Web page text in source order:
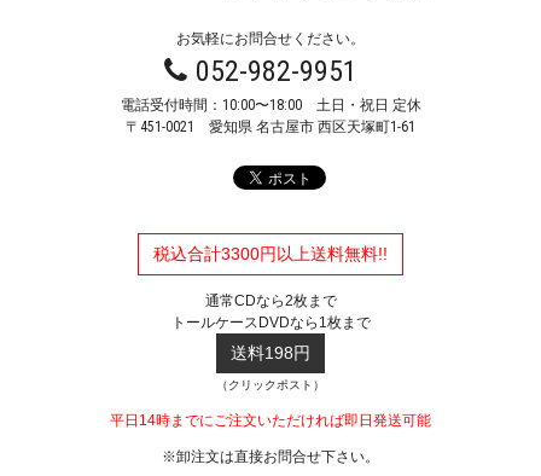
お気軽にお問合せください。
052-982-9951
電話受付時間：10:00〜18:00 土日・祝日 定休
〒451-0021 愛知県 名古屋市 西区天塚町1-61
税込合計3300円以上送料無料!!
通常CDなら2枚まで
トールケースDVDなら1枚まで
送料198円
（クリックポスト）
平日14時までにご注文いただければ即日発送可能
※卸注文は直接お問合せ下さい。